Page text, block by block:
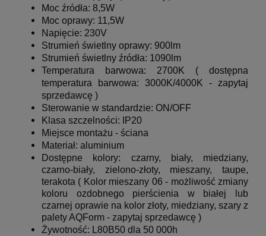
Moc źródła: 8,5W
Moc oprawy: 11,5W
Napięcie: 230V
Strumień świetlny oprawy: 900lm
Strumień świetlny źródła: 1090lm
Temperatura barwowa: 2700K ( dostępna
temperatura barwowa: 3000K/4000K - zapytaj
sprzedawcę )
Sterowanie w standardzie: ON/OFF
Klasa szczelności: IP20
Miejsce montażu - ściana
Materiał: aluminium
Dostępne kolory: czarny, biały, miedziany,
czarno-biały, zielono-złoty, mieszany, taupe,
terakota ( Kolor mieszany 06 - możliwość zmiany
koloru ozdobnego pierścienia w białej lub
czarnej oprawie na kolor złoty, miedziany, szary z
palety AQForm - zapytaj sprzedawcę )
Żywotność: L80B50 dla 50 000h